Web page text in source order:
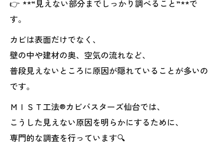
👉 **“見えない部分までしっかり調べること”**で
す。
カビは表面だけでなく、
壁の中や建材の奥、空気の流れなど、
普段見えないところに原因が隠れていることが多いの
です。
ＭＩＳＴ工法®カビバスターズ仙台では、
こうした見えない原因を明らかにするために、
専門的な調査を行っています🔍